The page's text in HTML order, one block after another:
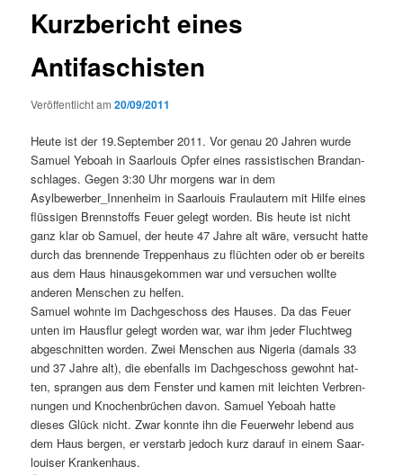
Kurzbericht eines
Antifaschisten
Veröffentlicht am20/09/2011
Heute ist der 19.September 2011. Vor genau 20 Jahren wurde
Samuel Yeboah in Saar­louis Opfer eines ras­sis­tis­chen Bran­dan­
schlages. Gegen 3:30 Uhr mor­gens war in dem
Asylbewerber_Innenheim in Saar­louis Fraulautern mit Hil­fe eines
flüs­si­gen Brennstoffs Feuer gelegt wor­den. Bis heute ist nicht
ganz klar ob Samuel, der heute 47 Jahre alt wäre, ver­sucht hat­te
durch das bren­nende Trep­pen­haus zu flücht­en oder ob er bere­its
aus dem Haus hin­aus­gekom­men war und ver­suchen wollte
anderen Men­schen zu helfen.
Samuel wohnte im Dachgeschoss des Haus­es. Da das Feuer
unten im Haus­flur gelegt wor­den war, war ihm jed­er Fluchtweg
abgeschnit­ten wor­den. Zwei Men­schen aus Nige­ria (damals 33
und 37 Jahre alt), die eben­falls im Dachgeschoss gewohnt hat­
ten, sprangen aus dem Fen­ster und kamen mit leicht­en Ver­bren­
nun­gen und Knochen­brüchen davon. Samuel Yeboah hat­te
dieses Glück nicht. Zwar kon­nte ihn die Feuer­wehr lebend aus
dem Haus bergen, er ver­starb jedoch kurz darauf in einem Saar­
louis­er Krankenhaus.